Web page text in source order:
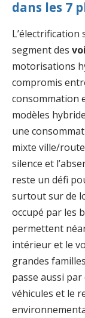
dans les 7
L’électrification
segment des
motorisations
compromis
consommation
modèles
une
mixte ville/
silence et
reste un défi
surtout sur de
occupé par les
permettent
intérieur et le
grandes
passe aussi
véhicules et le